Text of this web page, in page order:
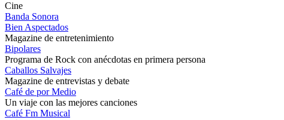
Cine
Banda Sonora
Bien Aspectados
Magazine de entretenimiento
Bipolares
Programa de Rock con anécdotas en primera persona
Caballos Salvajes
Magazine de entrevistas y debate
Café de por Medio
Un viaje con las mejores canciones
Café Fm Musical